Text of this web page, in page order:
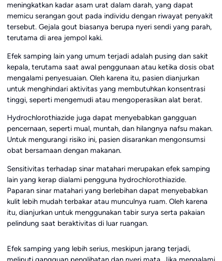
meningkatkan kadar asam urat dalam darah, yang dapat
memicu serangan gout pada individu dengan riwayat penyakit
tersebut. Gejala gout biasanya berupa nyeri sendi yang parah,
terutama di area jempol kaki.
Efek samping lain yang umum terjadi adalah pusing dan sakit
kepala, terutama saat awal penggunaan atau ketika dosis obat
mengalami penyesuaian. Oleh karena itu, pasien dianjurkan
untuk menghindari aktivitas yang membutuhkan konsentrasi
tinggi, seperti mengemudi atau mengoperasikan alat berat.
Hydrochlorothiazide juga dapat menyebabkan gangguan
pencernaan, seperti mual, muntah, dan hilangnya nafsu makan.
Untuk mengurangi risiko ini, pasien disarankan mengonsumsi
obat bersamaan dengan makanan.
Sensitivitas terhadap sinar matahari merupakan efek samping
lain yang kerap dialami pengguna hydrochlorothiazide.
Paparan sinar matahari yang berlebihan dapat menyebabkan
kulit lebih mudah terbakar atau munculnya ruam. Oleh karena
itu, dianjurkan untuk menggunakan tabir surya serta pakaian
pelindung saat beraktivitas di luar ruangan.
Efek samping yang lebih serius, meskipun jarang terjadi,